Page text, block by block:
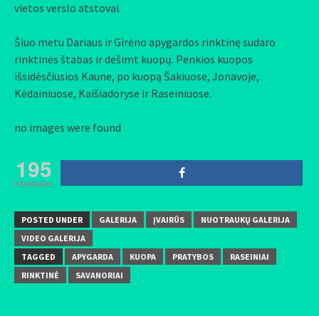
vietos verslo atstovai.
Šiuo metu Dariaus ir Girėno apygardos rinktinę sudaro
rinktinės štabas ir dešimt kuopų. Penkios kuopos
išsidėsčiusios Kaune, po kuopą Šakiuose, Jonavoje,
Kėdainiuose, Kaišiadoryse ir Raseiniuose.
no images were found
195
Pasidalino
POSTED UNDER GALERIJA ĮVAIRŪS
NUOTRAUKŲ GALERIJA
VIDEO GALERIJA
TAGGED
APYGARDA KUOPA PRATYBOS
RASEINIAI
RINKTINĖ
SAVANORIAI